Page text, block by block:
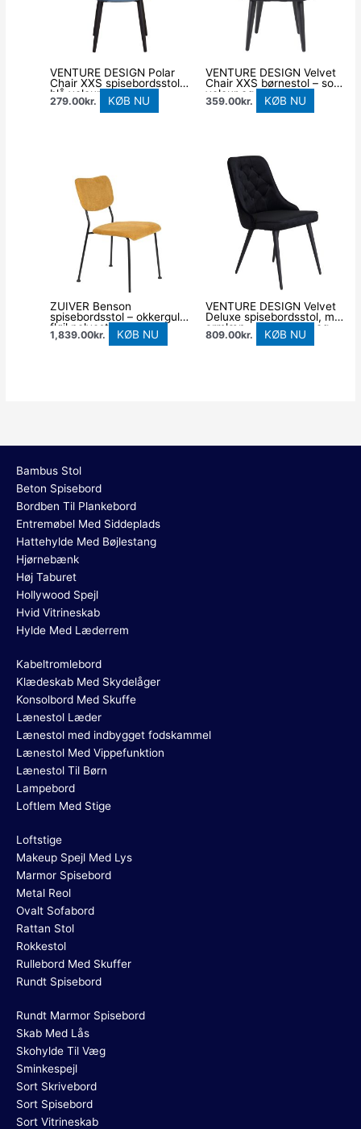
VENTURE DESIGN Polar
Chair XXS spisebordsstol –
blå velour og metal
279.00kr. KØB NU
VENTURE DESIGN Velvet
Chair XXS børnestol – sort
velour og metal
359.00kr. KØB NU
ZUIVER Benson
spisebordsstol – okkergul
fløjl polyester/nylon og
sort stål
1,839.00kr. KØB NU
VENTURE DESIGN Velvet
Deluxe spisebordsstol, m.
armlæn – sort velour og
sort metal
809.00kr. KØB NU
Bambus Stol
Beton Spisebord
Bordben Til Plankebord
Entremøbel Med Siddeplads
Hattehylde Med Bøjlestang
Hjørnebænk
Høj Taburet
Hollywood Spejl
Hvid Vitrineskab
Hylde Med Læderrem
Kabeltromlebord
Klædeskab Med Skydelåger
Konsolbord Med Skuffe
Lænestol Læder
Lænestol med indbygget fodskammel
Lænestol Med Vippefunktion
Lænestol Til Børn
Lampebord
Loftlem Med Stige
Loftstige
Makeup Spejl Med Lys
Marmor Spisebord
Metal Reol
Ovalt Sofabord
Rattan Stol
Rokkestol
Rullebord Med Skuffer
Rundt Spisebord
Rundt Marmor Spisebord
Skab Med Lås
Skohylde Til Væg
Sminkespejl
Sort Skrivebord
Sort Spisebord
Sort Vitrineskab